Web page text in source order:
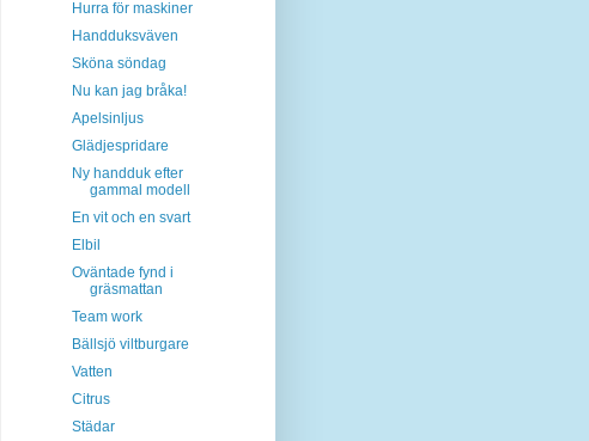
Hurra för maskiner
Handduksväven
Sköna söndag
Nu kan jag bråka!
Apelsinljus
Glädjespridare
Ny handduk efter
gammal modell
En vit och en svart
Elbil
Oväntade fynd i
gräsmattan
Team work
Bällsjö viltburgare
Vatten
Citrus
Städar